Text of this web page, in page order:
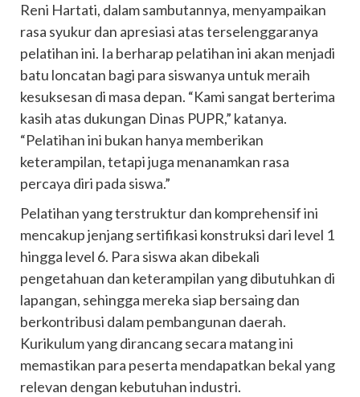
Reni Hartati, dalam sambutannya, menyampaikan
rasa syukur dan apresiasi atas terselenggaranya
pelatihan ini. Ia berharap pelatihan ini akan menjadi
batu loncatan bagi para siswanya untuk meraih
kesuksesan di masa depan. “Kami sangat berterima
kasih atas dukungan Dinas PUPR,” katanya.
“Pelatihan ini bukan hanya memberikan
keterampilan, tetapi juga menanamkan rasa
percaya diri pada siswa.”
Pelatihan yang terstruktur dan komprehensif ini
mencakup jenjang sertifikasi konstruksi dari level 1
hingga level 6. Para siswa akan dibekali
pengetahuan dan keterampilan yang dibutuhkan di
lapangan, sehingga mereka siap bersaing dan
berkontribusi dalam pembangunan daerah.
Kurikulum yang dirancang secara matang ini
memastikan para peserta mendapatkan bekal yang
relevan dengan kebutuhan industri.